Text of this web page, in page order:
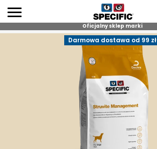
Skip
Oficjalny sklep marki
Darmowa dostawa od 99 zł